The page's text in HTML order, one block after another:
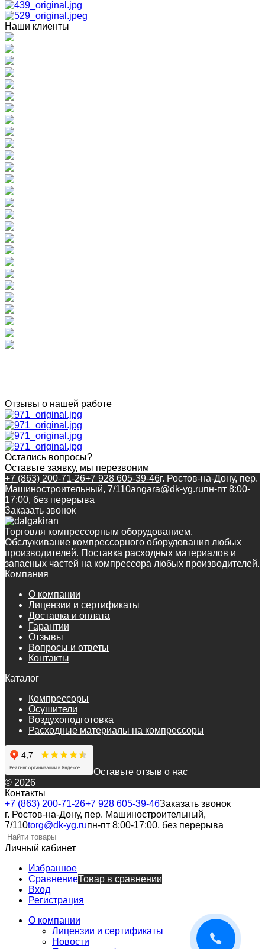
Наши клиенты
Отзывы о нашей работе
Остались вопросы?
Оставьте заявку, мы перезвоним
+7 (863) 200-71-26+7 928 605-39-46г. Ростов-на-Дону, пер.
Машиностроительный, 7/110angara@dk-yg.ruпн-пт 8:00-
17:00, без перерыва
Заказать звонок
Торговля компрессорным оборудованием.
Обслуживание компрессорного оборудования любых
производителей. Поставка расходных материалов и
запасных частей на компрессора любых производителей.
Компания
О компании
Лицензии и сертификаты
Доставка и оплата
Гарантии
Отзывы
Вопросы и ответы
Контакты
Каталог
Компрессоры
Осушители
Воздухоподготовка
Расходные материалы на компрессоры
Оставьте отзыв о нас
© 2026
Контакты
+7 (863) 200-71-26+7 928 605-39-46Заказать звонок
г. Ростов-на-Дону, пер. Машиностроительный,
7/110torg@dk-yg.ruпн-пт 8:00-17:00, без перерыва
Личный кабинет
Избранное
СравнениеТовар в сравнении
Вход
Регистрация
О компании
Лицензии и сертификаты
Новости